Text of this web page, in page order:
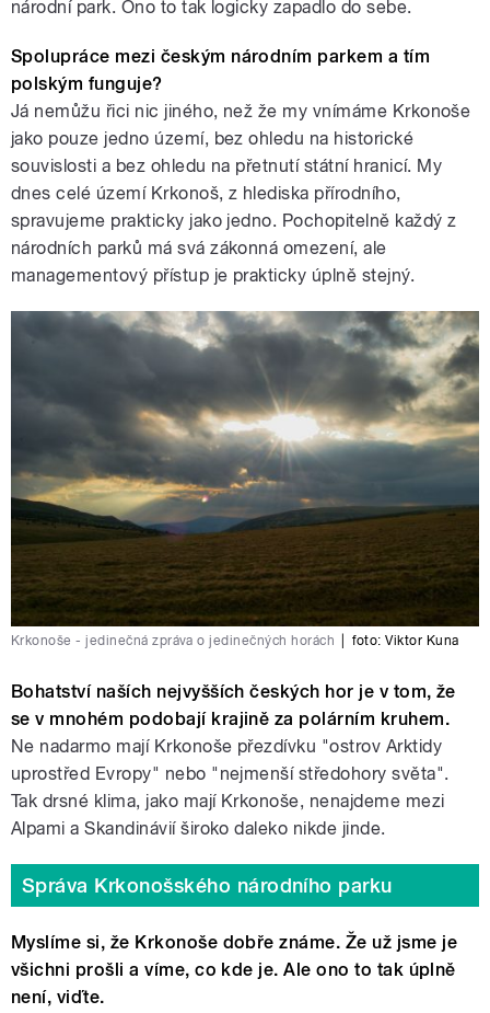
národní park. Ono to tak logicky zapadlo do sebe.
Spolupráce mezi českým národním parkem a tím
polským funguje?
Já nemůžu řici nic jiného, než že my vnímáme Krkonoše
jako pouze jedno území, bez ohledu na historické
souvislosti a bez ohledu na přetnutí státní hranicí. My
dnes celé území Krkonoš, z hlediska přírodního,
spravujeme prakticky jako jedno. Pochopitelně každý z
národních parků má svá zákonná omezení, ale
managementový přístup je prakticky úplně stejný.
Krkonoše - jedinečná zpráva o jedinečných horách foto:Viktor Kuna
Bohatství naších nejvyšších českých hor je v tom, že
se v mnohém podobají krajině za polárním kruhem.
Ne nadarmo mají Krkonoše přezdívku "ostrov Arktidy
uprostřed Evropy" nebo "nejmenší středohory světa".
Tak drsné klima, jako mají Krkonoše, nenajdeme mezi
Alpami a Skandinávií široko daleko nikde jinde.
Správa Krkonošského národního parku
Myslíme si, že Krkonoše dobře známe. Že už jsme je
všichni prošli a víme, co kde je. Ale ono to tak úplně
není, viďte.